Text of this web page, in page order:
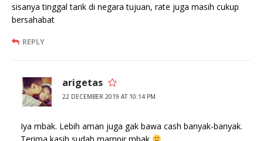
sisanya tinggal tarik di negara tujuan, rate juga masih cukup
bersahabat
REPLY
arigetas
22 DECEMBER 2019 AT 10:14 PM
Iya mbak. Lebih aman juga gak bawa cash banyak-banyak.
Terima kasih sudah mampir mbak